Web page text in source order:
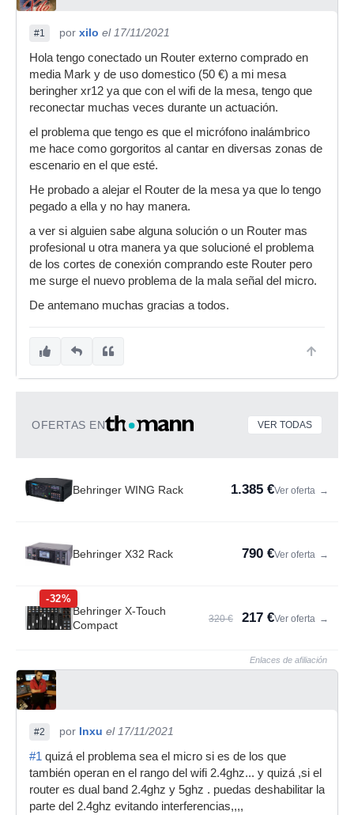
#1 por xilo el 17/11/2021
Hola tengo conectado un Router externo comprado en
media Mark y de uso domestico (50 €) a mi mesa
beringher xr12 ya que con el wifi de la mesa, tengo que
reconectar muchas veces durante un actuación.
el problema que tengo es que el micrófono inalámbrico
me hace como gorgoritos al cantar en diversas zonas de
escenario en el que esté.
He probado a alejar el Router de la mesa ya que lo tengo
pegado a ella y no hay manera.
a ver si alguien sabe alguna solución o un Router mas
profesional u otra manera ya que solucioné el problema
de los cortes de conexión comprando este Router pero
me surge el nuevo problema de la mala señal del micro.
De antemano muchas gracias a todos.
OFERTAS EN VER TODAS
Behringer WING Rack 1.385 €Ver oferta →
Behringer X32 Rack 790 €Ver oferta →
-32%
Behringer X-Touch
Compact
320 € 217 €Ver oferta →
Enlaces de afiliación
#2 por Inxu el 17/11/2021
#1 quizá el problema sea el micro si es de los que
también operan en el rango del wifi 2.4ghz... y quizá ,si el
router es dual band 2.4ghz y 5ghz . puedas deshabilitar la
parte del 2.4ghz evitando interferencias,,,,